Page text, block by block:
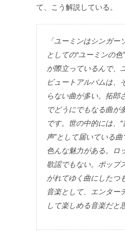
て、こう解説している。
「ユーミンはシンガー
としての“ユーミンの
が際立っているんで、
ビュートアルバムは、
らない曲が多い。拓郎
でどうにでもなる曲が
です。世の中的には、
声”として届いている
色んな魅力がある。ロ
歌謡でもない。ポップ
がれてゆく曲にしたつ
音楽として、エンター
して楽しめる音楽だと